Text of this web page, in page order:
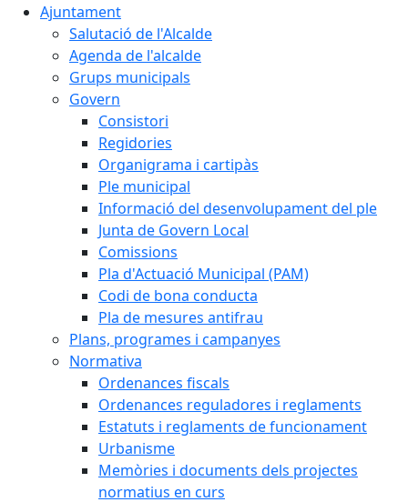
Ajuntament
Salutació de l'Alcalde
Agenda de l'alcalde
Grups municipals
Govern
Consistori
Regidories
Organigrama i cartipàs
Ple municipal
Informació del desenvolupament del ple
Junta de Govern Local
Comissions
Pla d'Actuació Municipal (PAM)
Codi de bona conducta
Pla de mesures antifrau
Plans, programes i campanyes
Normativa
Ordenances fiscals
Ordenances reguladores i reglaments
Estatuts i reglaments de funcionament
Urbanisme
Memòries i documents dels projectes
normatius en curs